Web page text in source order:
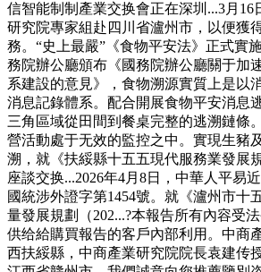
信智能制制產業交换會正在深圳...3月16
研究院專家組赴四川省瀘州市，以便獲
務。“史上最嚴”《食物平安法》正式實
務院辦公廳頒布《國務院辦公廳關于加
系建設的意見》，食物溯源實質上是以
消息記錄體系。配合開展食物平安消息
三角區域從田間到餐桌完整的逃溯鏈條
營活動處于无效的監控之中。實現生豬
溯，就《扶綏縣十五五現代服務業發展
座談交换...2026年4月8日，中華人平易
國統涉外證字第1454號。就《瀘州市十
量發展規劃（202...?本報告所有內容受
供给給購買報告的客戶內部利用。中商
西扶綏縣，中商產業研究院院長袁建传